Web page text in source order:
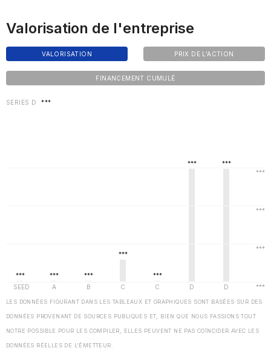
Valorisation de l'entreprise
VALORISATION PRIX DE L'ACTION
FINANCEMENT CUMULÉ
SERIES D ***
LES DONNÉES FIGURANT DANS LES TABLEAUX ET GRAPHIQUES SONT BASÉES SUR DES
DONNÉES PROVENANT DE SOURCES PUBLIQUES ET, BIEN QUE NOUS FASSIONS TOUT
NOTRE POSSIBLE POUR LES COMPILER, ELLES PEUVENT NE PAS COÏNCIDER AVEC LES
DONNÉES RÉELLES DE L'ÉMETTEUR.